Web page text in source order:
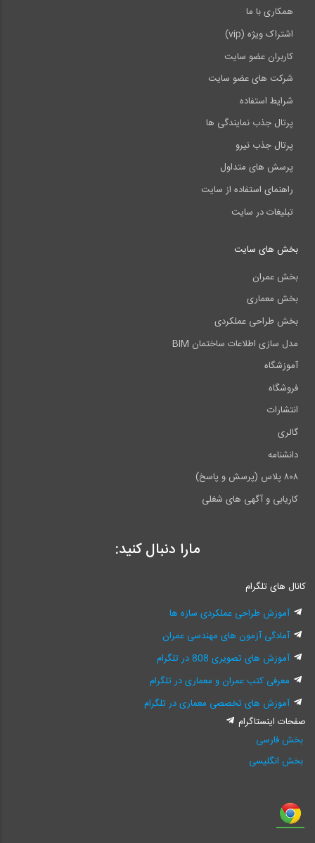
همکاری با ما
اشتراک ویژه (vip)
کاربران عضو سایت
شرکت های عضو سایت
شرایط استفاده
پرتال جذب نمایندگی ها
پرتال جذب نیرو
پرسش های متداول
راهنمای استفاده از سایت
تبلیغات در سایت
بخش های سایت
بخش عمران
بخش معماری
بخش طراحی عملکردی
مدل سازی اطلاعات ساختمان BIM
آموزشگاه
فروشگاه
انتشارات
گالری
دانشنامه
۸۰۸ پلاس (پرسش و پاسخ)
کاریابی و آگهی های شغلی
مارا دنبال کنید:
کانال های تلگرام
آموزش طراحی عملکردی سازه ها
آمادگی آزمون های مهندسی عمران
آموزش های تصویری 808 در تلگرام
معرفی کتب عمران و معماری در تلگرام
آموزش های تخصصی معماری در تلگرام
صفحات اینستاگرام
بخش فارسی
بخش انگلیسی